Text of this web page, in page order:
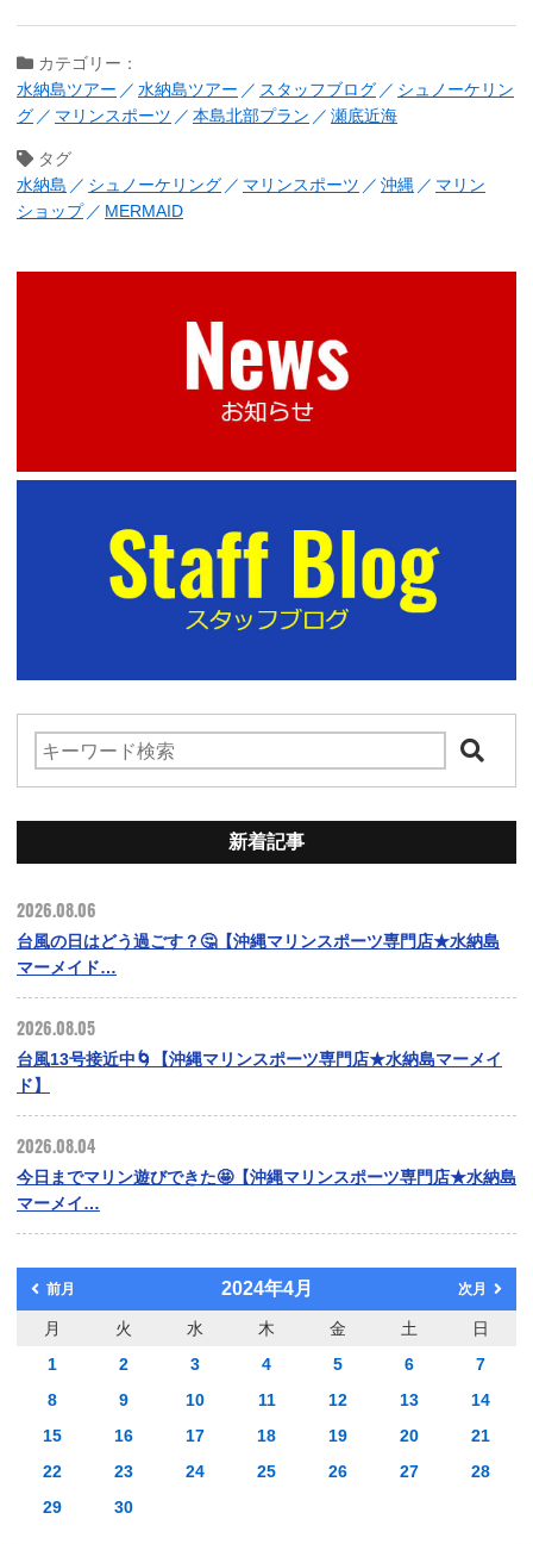
カテゴリー：
水納島ツアー
水納島ツアー スタッフブログ
シュノーケリン
グ
マリンスポーツ 本島北部プラン 瀬底近海
タグ
水納島
シュノーケリング マリンスポーツ 沖縄
マリン
ショップ
MERMAID
新着記事
2026.08.06
台風の日はどう過ごす？🤔【沖縄マリンスポーツ専門店★水納島
マーメイド…
2026.08.05
台風13号接近中🌀【沖縄マリンスポーツ専門店★水納島マーメイ
ド】
2026.08.04
今日までマリン遊びできた🤩【沖縄マリンスポーツ専門店★水納島
マーメイ…
前月 2024年4月 次月
月 火 水 木 金 土
日
1
2 3 4 5 6
7
8
9 10 11 12 13
14
15
16 17 18 19 20
21
22
23 24 25 26 27
28
29
30